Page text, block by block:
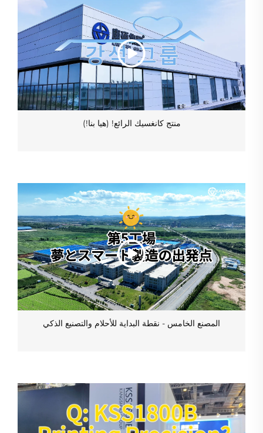
منتج كانغسيك الرائع! (هيا بنا!)
المصنع الخامس - نقطة البداية للأحلام والتصنيع الذكي